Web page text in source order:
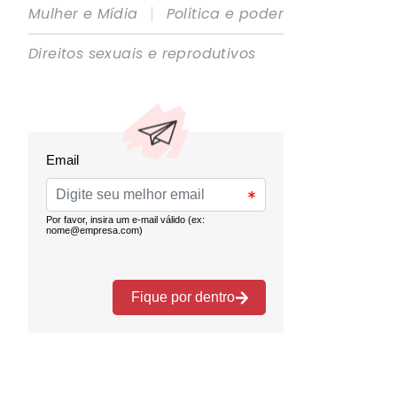
Mulher e Mídia
|
Política e poder
Direitos sexuais e reprodutivos